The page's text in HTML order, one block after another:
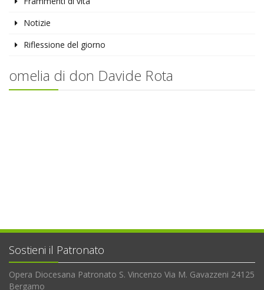
Notizie
Riflessione del giorno
omelia di don Davide Rota
Sostieni il Patronato
Opera Diocesana Patronato S. Vincenzo Via M. Gavazzeni 24125
Bergamo